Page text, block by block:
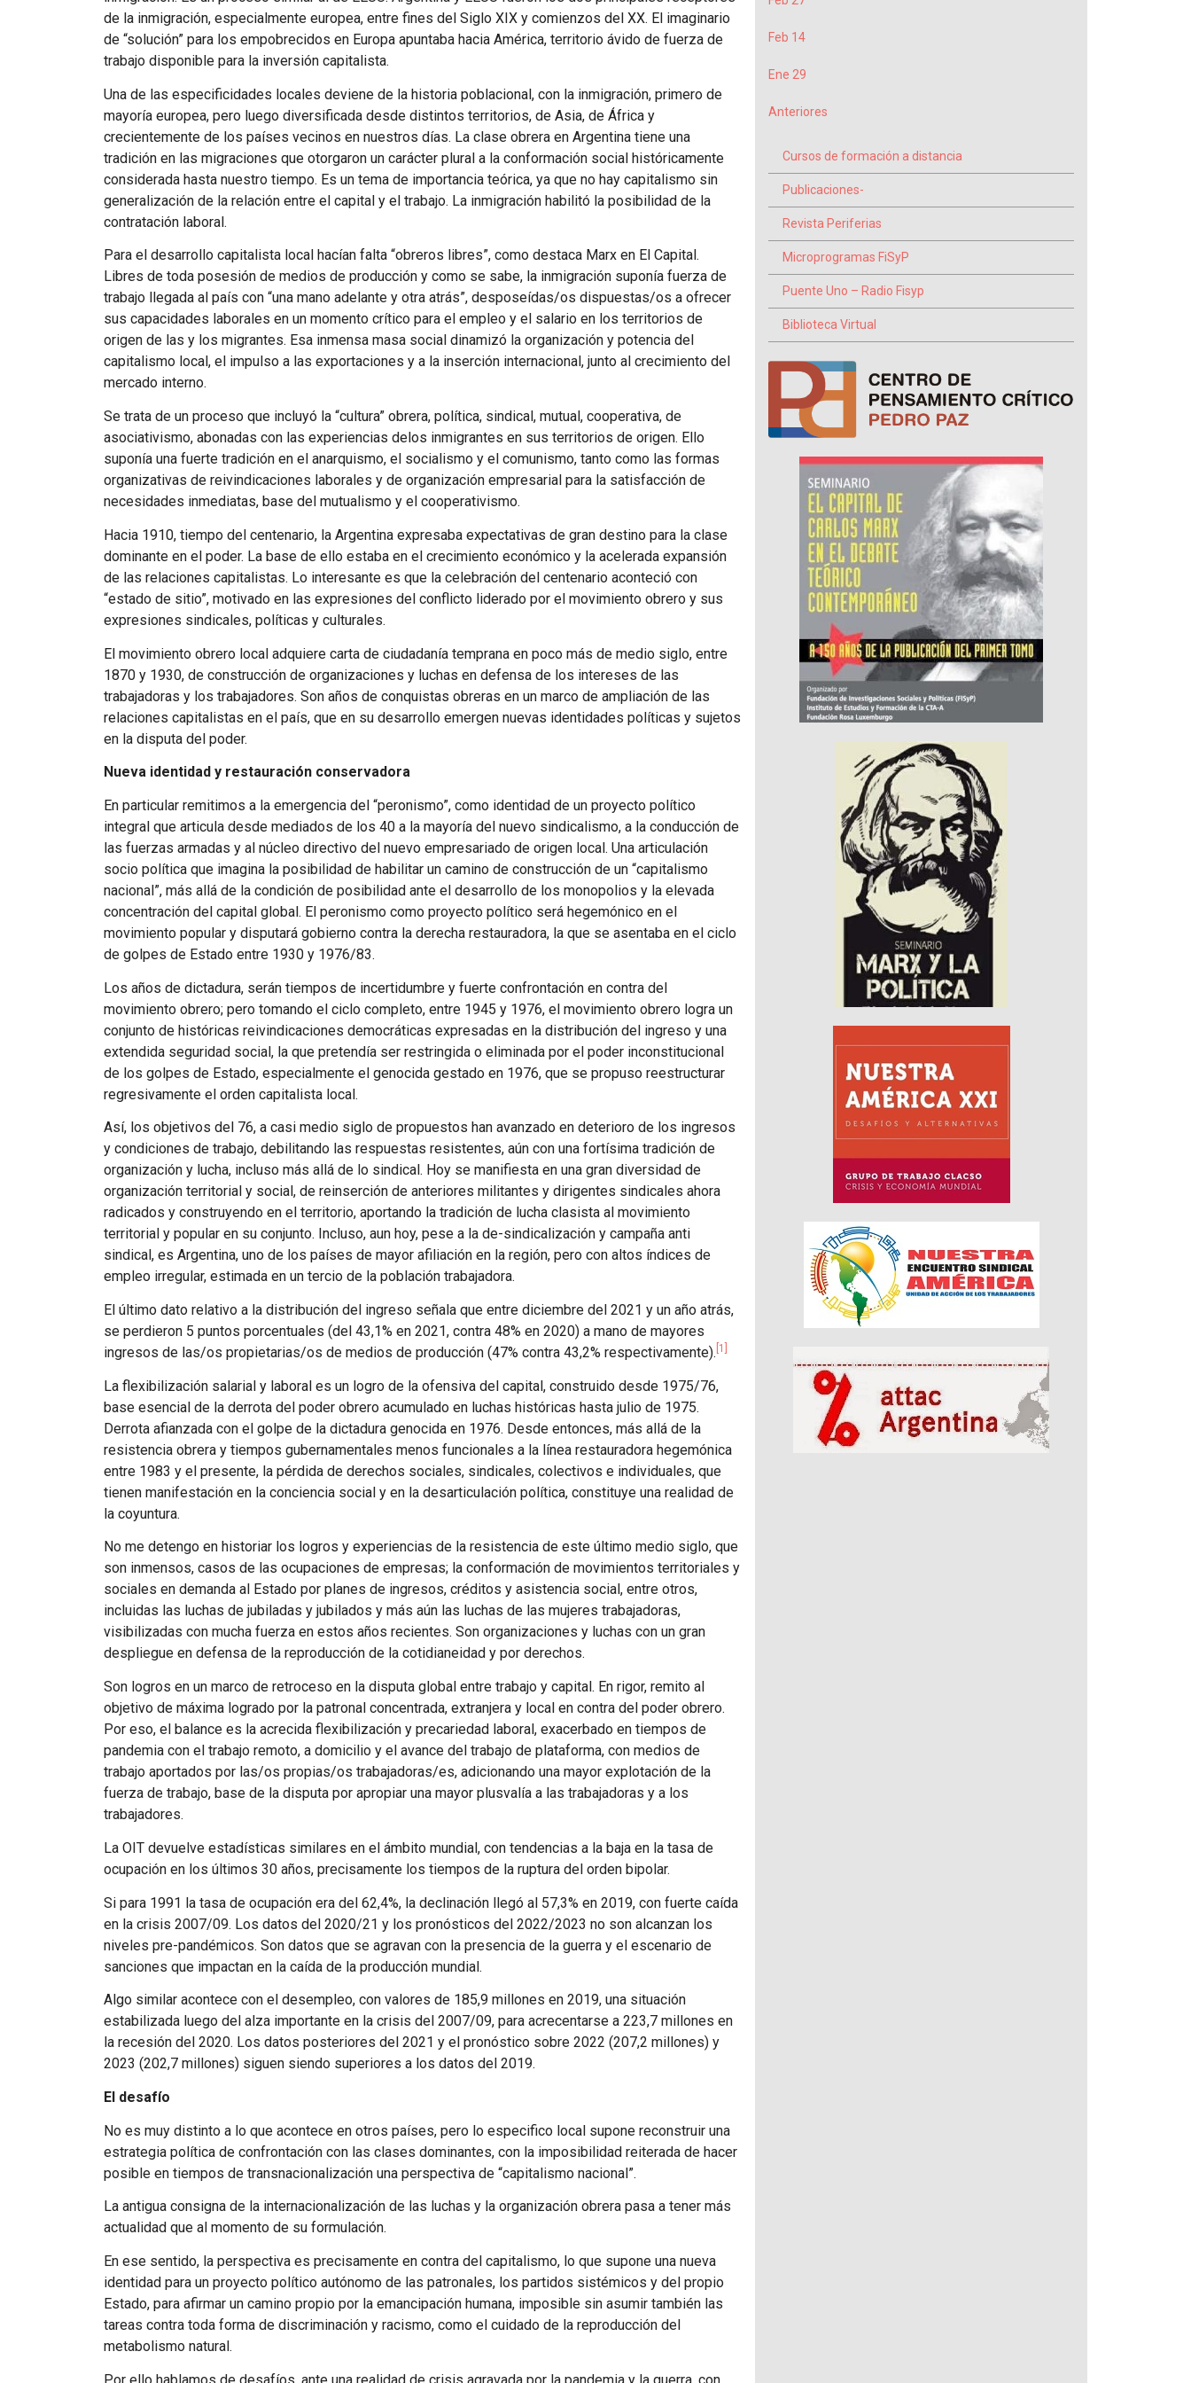
de la inmigración, especialmente europea, entre fines del Siglo XIX y comienzos del XX. El imaginario
de “solución” para los empobrecidos en Europa apuntaba hacia América, territorio ávido de fuerza de
trabajo disponible para la inversión capitalista.
Una de las especificidades locales deviene de la historia poblacional, con la inmigración, primero de
mayoría europea, pero luego diversificada desde distintos territorios, de Asia, de África y
crecientemente de los países vecinos en nuestros días. La clase obrera en Argentina tiene una
tradición en las migraciones que otorgaron un carácter plural a la conformación social históricamente
considerada hasta nuestro tiempo. Es un tema de importancia teórica, ya que no hay capitalismo sin
generalización de la relación entre el capital y el trabajo. La inmigración habilitó la posibilidad de la
contratación laboral.
Para el desarrollo capitalista local hacían falta “obreros libres”, como destaca Marx en El Capital.
Libres de toda posesión de medios de producción y como se sabe, la inmigración suponía fuerza de
trabajo llegada al país con “una mano adelante y otra atrás”, desposeídas/os dispuestas/os a ofrecer
sus capacidades laborales en un momento crítico para el empleo y el salario en los territorios de
origen de las y los migrantes. Esa inmensa masa social dinamizó la organización y potencia del
capitalismo local, el impulso a las exportaciones y a la inserción internacional, junto al crecimiento del
mercado interno.
Se trata de un proceso que incluyó la “cultura” obrera, política, sindical, mutual, cooperativa, de
asociativismo, abonadas con las experiencias delos inmigrantes en sus territorios de origen. Ello
suponía una fuerte tradición en el anarquismo, el socialismo y el comunismo, tanto como las formas
organizativas de reivindicaciones laborales y de organización empresarial para la satisfacción de
necesidades inmediatas, base del mutualismo y el cooperativismo.
Hacia 1910, tiempo del centenario, la Argentina expresaba expectativas de gran destino para la clase
dominante en el poder. La base de ello estaba en el crecimiento económico y la acelerada expansión
de las relaciones capitalistas. Lo interesante es que la celebración del centenario aconteció con
“estado de sitio”, motivado en las expresiones del conflicto liderado por el movimiento obrero y sus
expresiones sindicales, políticas y culturales.
El movimiento obrero local adquiere carta de ciudadanía temprana en poco más de medio siglo, entre
1870 y 1930, de construcción de organizaciones y luchas en defensa de los intereses de las
trabajadoras y los trabajadores. Son años de conquistas obreras en un marco de ampliación de las
relaciones capitalistas en el país, que en su desarrollo emergen nuevas identidades políticas y sujetos
en la disputa del poder.
Nueva identidad y restauración conservadora
En particular remitimos a la emergencia del “peronismo”, como identidad de un proyecto político
integral que articula desde mediados de los 40 a la mayoría del nuevo sindicalismo, a la conducción de
las fuerzas armadas y al núcleo directivo del nuevo empresariado de origen local. Una articulación
socio política que imagina la posibilidad de habilitar un camino de construcción de un “capitalismo
nacional”, más allá de la condición de posibilidad ante el desarrollo de los monopolios y la elevada
concentración del capital global. El peronismo como proyecto político será hegemónico en el
movimiento popular y disputará gobierno contra la derecha restauradora, la que se asentaba en el ciclo
de golpes de Estado entre 1930 y 1976/83.
Los años de dictadura, serán tiempos de incertidumbre y fuerte confrontación en contra del
movimiento obrero; pero tomando el ciclo completo, entre 1945 y 1976, el movimiento obrero logra un
conjunto de históricas reivindicaciones democráticas expresadas en la distribución del ingreso y una
extendida seguridad social, la que pretendía ser restringida o eliminada por el poder inconstitucional
de los golpes de Estado, especialmente el genocida gestado en 1976, que se propuso reestructurar
regresivamente el orden capitalista local.
Así, los objetivos del 76, a casi medio siglo de propuestos han avanzado en deterioro de los ingresos
y condiciones de trabajo, debilitando las respuestas resistentes, aún con una fortísima tradición de
organización y lucha, incluso más allá de lo sindical. Hoy se manifiesta en una gran diversidad de
organización territorial y social, de reinserción de anteriores militantes y dirigentes sindicales ahora
radicados y construyendo en el territorio, aportando la tradición de lucha clasista al movimiento
territorial y popular en su conjunto. Incluso, aun hoy, pese a la de-sindicalización y campaña anti
sindical, es Argentina, uno de los países de mayor afiliación en la región, pero con altos índices de
empleo irregular, estimada en un tercio de la población trabajadora.
El último dato relativo a la distribución del ingreso señala que entre diciembre del 2021 y un año atrás,
se perdieron 5 puntos porcentuales (del 43,1% en 2021, contra 48% en 2020) a mano de mayores
ingresos de las/os propietarias/os de medios de producción (47% contra 43,2% respectivamente). [1]
La flexibilización salarial y laboral es un logro de la ofensiva del capital, construido desde 1975/76,
base esencial de la derrota del poder obrero acumulado en luchas históricas hasta julio de 1975.
Derrota afianzada con el golpe de la dictadura genocida en 1976. Desde entonces, más allá de la
resistencia obrera y tiempos gubernamentales menos funcionales a la línea restauradora hegemónica
entre 1983 y el presente, la pérdida de derechos sociales, sindicales, colectivos e individuales, que
tienen manifestación en la conciencia social y en la desarticulación política, constituye una realidad de
la coyuntura.
No me detengo en historiar los logros y experiencias de la resistencia de este último medio siglo, que
son inmensos, casos de las ocupaciones de empresas; la conformación de movimientos territoriales y
sociales en demanda al Estado por planes de ingresos, créditos y asistencia social, entre otros,
incluidas las luchas de jubiladas y jubilados y más aún las luchas de las mujeres trabajadoras,
visibilizadas con mucha fuerza en estos años recientes. Son organizaciones y luchas con un gran
despliegue en defensa de la reproducción de la cotidianeidad y por derechos.
Son logros en un marco de retroceso en la disputa global entre trabajo y capital. En rigor, remito al
objetivo de máxima logrado por la patronal concentrada, extranjera y local en contra del poder obrero.
Por eso, el balance es la acrecida flexibilización y precariedad laboral, exacerbado en tiempos de
pandemia con el trabajo remoto, a domicilio y el avance del trabajo de plataforma, con medios de
trabajo aportados por las/os propias/os trabajadoras/es, adicionando una mayor explotación de la
fuerza de trabajo, base de la disputa por apropiar una mayor plusvalía a las trabajadoras y a los
trabajadores.
La OIT devuelve estadísticas similares en el ámbito mundial, con tendencias a la baja en la tasa de
ocupación en los últimos 30 años, precisamente los tiempos de la ruptura del orden bipolar.
Si para 1991 la tasa de ocupación era del 62,4%, la declinación llegó al 57,3% en 2019, con fuerte caída
en la crisis 2007/09. Los datos del 2020/21 y los pronósticos del 2022/2023 no son alcanzan los
niveles pre-pandémicos. Son datos que se agravan con la presencia de la guerra y el escenario de
sanciones que impactan en la caída de la producción mundial.
Algo similar acontece con el desempleo, con valores de 185,9 millones en 2019, una situación
estabilizada luego del alza importante en la crisis del 2007/09, para acrecentarse a 223,7 millones en
la recesión del 2020. Los datos posteriores del 2021 y el pronóstico sobre 2022 (207,2 millones) y
2023 (202,7 millones) siguen siendo superiores a los datos del 2019.
El desafío
No es muy distinto a lo que acontece en otros países, pero lo especifico local supone reconstruir una
estrategia política de confrontación con las clases dominantes, con la imposibilidad reiterada de hacer
posible en tiempos de transnacionalización una perspectiva de “capitalismo nacional”.
La antigua consigna de la internacionalización de las luchas y la organización obrera pasa a tener más
actualidad que al momento de su formulación.
En ese sentido, la perspectiva es precisamente en contra del capitalismo, lo que supone una nueva
identidad para un proyecto político autónomo de las patronales, los partidos sistémicos y del propio
Estado, para afirmar un camino propio por la emancipación humana, imposible sin asumir también las
tareas contra toda forma de discriminación y racismo, como el cuidado de la reproducción del
metabolismo natural.
Feb 14
Ene 29
Anteriores
Cursos de formación a distancia
Publicaciones-
Revista Periferias
Microprogramas FiSyP
Puente Uno – Radio Fisyp
Biblioteca Virtual